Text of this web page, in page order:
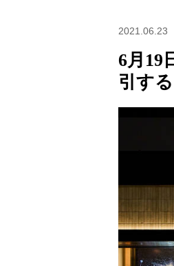
2021.06.23
6月19
引す